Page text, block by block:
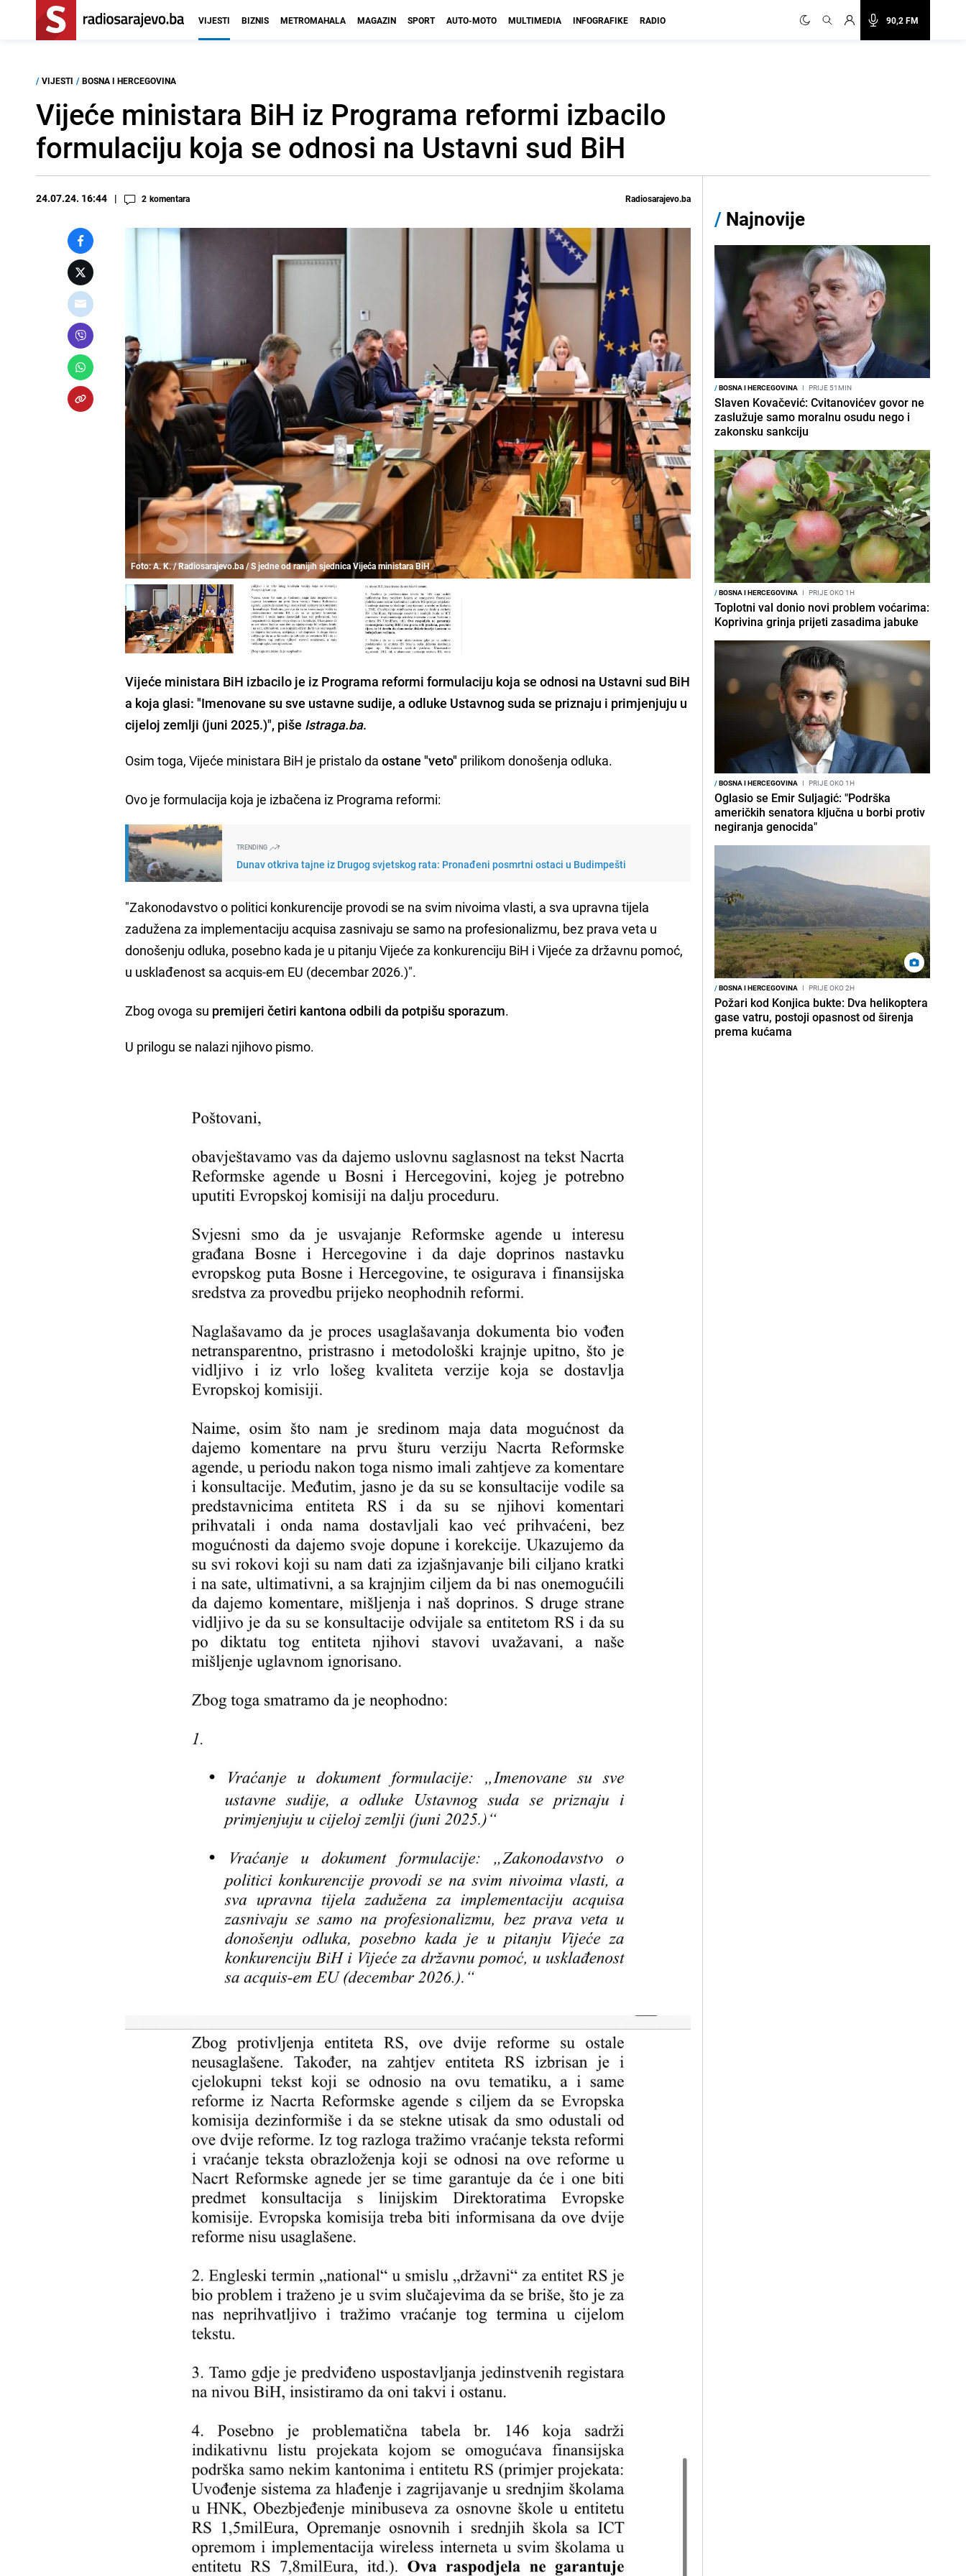
90,2 FM
VIJESTI BIZNIS METROMAHALA MAGAZIN SPORT AUTO-MOTO MULTIMEDIA INFOGRAFIKE RADIO
/ VIJESTI / BOSNA I HERCEGOVINA
Vijeće ministara BiH iz Programa reformi izbacilo
formulaciju koja se odnosi na Ustavni sud BiH
24.07.24. 16:44 2 komentara Radiosarajevo.ba
Foto: A. K. / Radiosarajevo.ba / S jedne od ranijih sjednica Vijeća ministara BiH
Vijeće ministara BiH izbacilo je iz Programa reformi formulaciju koja se odnosi na Ustavni sud BiH
a koja glasi: "Imenovane su sve ustavne sudije, a odluke Ustavnog suda se priznaju i primjenjuju u
cijeloj zemlji (juni 2025.)", piše Istraga.ba.
Osim toga, Vijeće ministara BiH je pristalo daostane "veto" prilikom donošenja odluka.
Ovo je formulacija koja je izbačena iz Programa reformi:
TRENDING
Dunav otkriva tajne iz Drugog svjetskog rata: Pronađeni posmrtni ostaci u Budimpešti
"Zakonodavstvo o politici konkurencije provodi se na svim nivoima vlasti, a sva upravna tijela
zadužena za implementaciju acquisa zasnivaju se samo na profesionalizmu, bez prava veta u
donošenju odluka, posebno kada je u pitanju Vijeće za konkurenciju BiH i Vijeće za državnu pomoć,
u usklađenost sa acquis-em EU (decembar 2026.)".
Zbog ovoga su premijeri četiri kantona odbili da potpišu sporazum.
U prilogu se nalazi njihovo pismo.
/ Najnovije
/BOSNA I HERCEGOVINA I PRIJE 51MIN
Slaven Kovačević: Cvitanovićev govor ne
zaslužuje samo moralnu osudu nego i
zakonsku sankciju
/BOSNA I HERCEGOVINA I PRIJE OKO 1H
Toplotni val donio novi problem voćarima:
Koprivina grinja prijeti zasadima jabuke
/BOSNA I HERCEGOVINA I PRIJE OKO 1H
Oglasio se Emir Suljagić: "Podrška
američkih senatora ključna u borbi protiv
negiranja genocida"
/BOSNA I HERCEGOVINA I PRIJE OKO 2H
Požari kod Konjica bukte: Dva helikoptera
gase vatru, postoji opasnost od širenja
prema kućama